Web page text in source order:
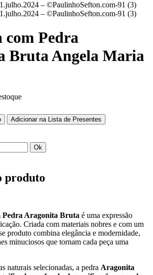
com Pedra
Bruta Angela Maria
Adicionar na Lista de Presentes
Ok
produto
Pedra Aragonita Bruta é uma expressão
Criada com materiais nobres e com um
produto combina elegância e modernidade,
minuciosos que tornam cada peça uma
naturais selecionadas, a pedra Aragonita